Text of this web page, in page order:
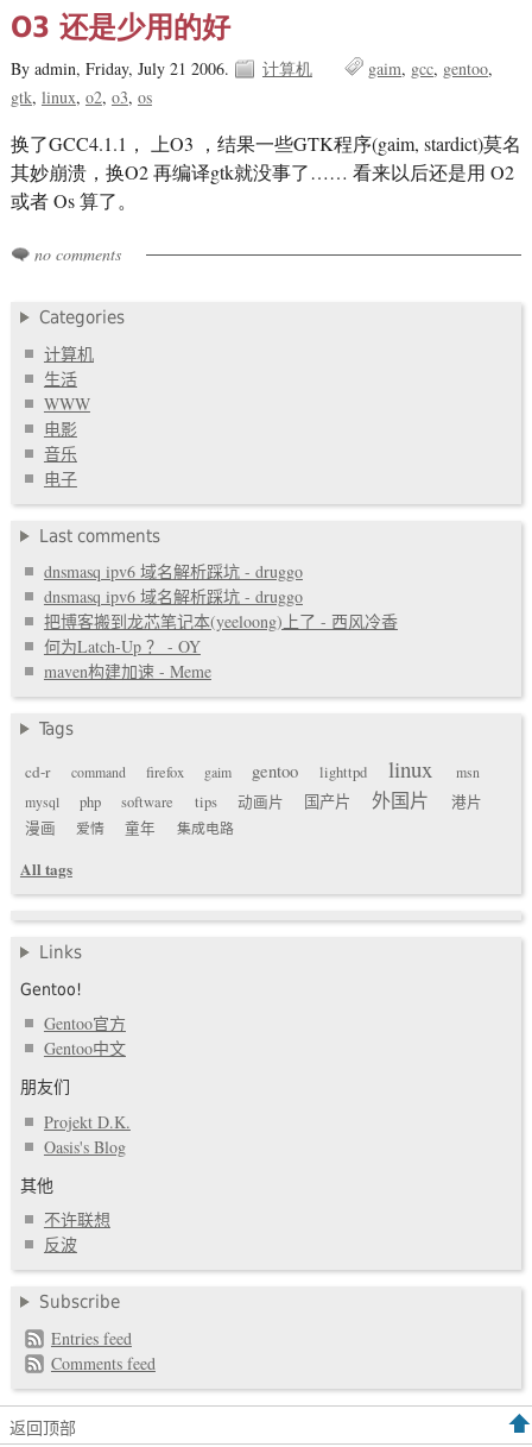
O3 还是少用的好
By admin, Friday, July 21 2006. 计算机 gaim gcc gentoo
gtk linux o2 o3 os
换了GCC4.1.1， 上O3 ，结果一些GTK程序(gaim, stardict)莫名
其妙崩溃，换O2 再编译gtk就没事了…… 看来以后还是用 O2
或者 Os 算了。
no comments
Categories
计算机
生活
WWW
电影
音乐
电子
Last comments
dnsmasq ipv6 域名解析踩坑 - druggo
dnsmasq ipv6 域名解析踩坑 - druggo
把博客搬到龙芯笔记本(yeeloong)上了 - 西风冷香
何为Latch-Up ？ - OY
maven构建加速 - Meme
Tags
cd-r
command firefox gaim gentoo lighttpd linux
msn
mysql
php software tips 动画片 国产片 外国片
港片
漫画
爱情 童年 集成电路
All tags
Links
Gentoo!
Gentoo官方
Gentoo中文
朋友们
Projekt D.K.
Oasis's Blog
其他
不许联想
反波
Subscribe
Entries feed
Comments feed
返回顶部